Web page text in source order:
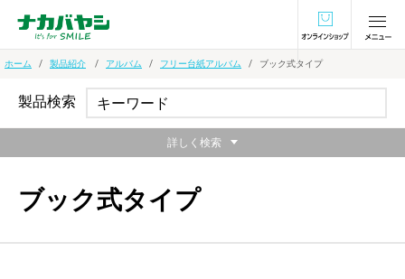
オンラインショ
ホーム 製品紹介 アルバム フリー台紙アルバム ブック式タイプ
ブック式タイプ
製品検索
詳しく検索